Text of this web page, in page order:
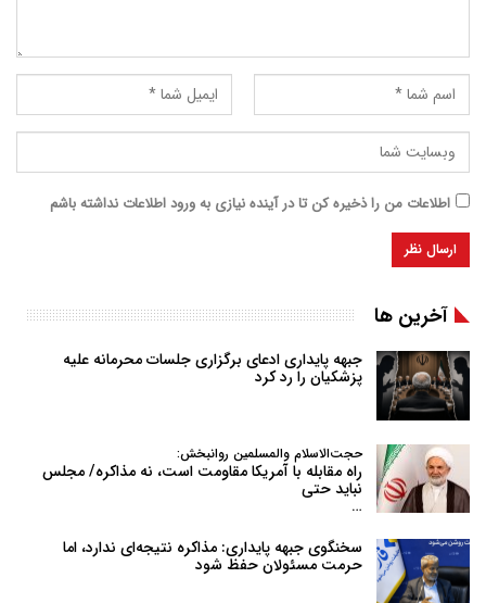
اطلاعات من را ذخیره کن تا در آینده نیازی به ورود اطلاعات نداشته باشم
آخرین ها
جبهه پایداری ادعای برگزاری جلسات محرمانه علیه
پزشکیان را رد کرد
حجت‌الاسلام والمسلمین روانبخش:
راه مقابله با آمریکا مقاومت است، نه مذاکره/ مجلس
نباید حتی
…
سخنگوی جبهه پایداری: مذاکره نتیجه‌ای ندارد، اما
حرمت مسئولان حفظ شود